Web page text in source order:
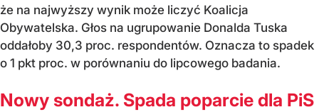
że na najwyższy wynik może liczyć Koalicja
Obywatelska. Głos na ugrupowanie Donalda Tuska
oddałoby 30,3 proc. respondentów. Oznacza to spadek
o 1 pkt proc. w porównaniu do lipcowego badania.
Nowy sondaż. Spada poparcie dla PiS